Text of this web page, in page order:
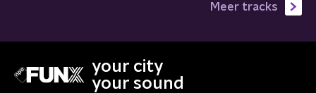
Meer tracks
your city
your sound